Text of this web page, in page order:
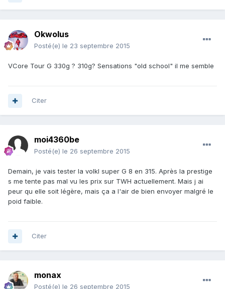
Okwolus
Posté(e) le 23 septembre 2015
VCore Tour G 330g ? 310g? Sensations "old school" il me semble
Citer
moi4360be
Posté(e) le 26 septembre 2015
Demain, je vais tester la volkl super G 8 en 315. Après la prestige
s me tente pas mal vu les prix sur TWH actuellement. Mais j ai
peur qu elle soit légère, mais ça a l'air de bien envoyer malgré le
poid faible.
Citer
monax
Posté(e) le 26 septembre 2015